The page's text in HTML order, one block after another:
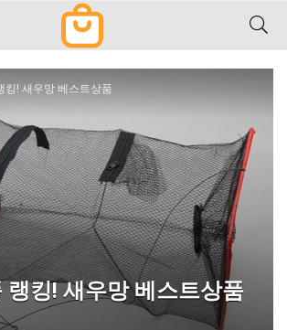
킹! 새우망 베스트상품
랭킹! 새우망 베스트상품